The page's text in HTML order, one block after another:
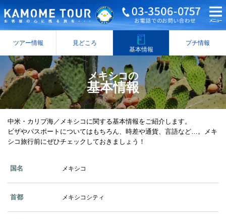
ツアー情報
見どころ
基本情報
プチ情報
メキシコの
基本情報
中米・カリブ海／メキシコに関する基本情報をご紹介します。
ビザやパスポートについてはもちろん、時差や通貨、言語など…。メキ
シコ旅行前にぜひチェックしておきましょう！
国名 メキシコ
首都 メキシコシティ